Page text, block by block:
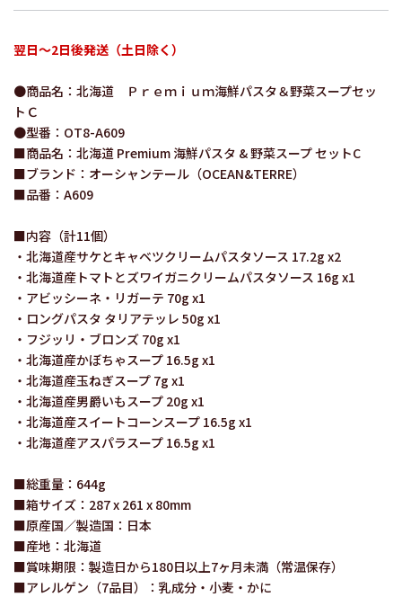
翌日～2日後発送（土日除く）
●商品名：北海道 Ｐｒｅｍｉｕｍ海鮮パスタ＆野菜スープセッ
トＣ
●型番：OT8-A609
■商品名：北海道 Premium 海鮮パスタ & 野菜スープ セットC
■ブランド：オーシャンテール（OCEAN&TERRE）
■品番：A609
■内容（計11個）
・北海道産サケとキャベツクリームパスタソース 17.2g x2
・北海道産トマトとズワイガニクリームパスタソース 16g x1
・アビッシーネ・リガーテ 70g x1
・ロングパスタ タリアテッレ 50g x1
・フジッリ・ブロンズ 70g x1
・北海道産かぼちゃスープ 16.5g x1
・北海道産玉ねぎスープ 7g x1
・北海道産男爵いもスープ 20g x1
・北海道産スイートコーンスープ 16.5g x1
・北海道産アスパラスープ 16.5g x1
■総重量：644g
■箱サイズ：287 x 261 x 80mm
■原産国／製造国：日本
■産地：北海道
■賞味期限：製造日から180日以上7ヶ月未満（常温保存）
■アレルゲン（7品目）：乳成分・小麦・かに